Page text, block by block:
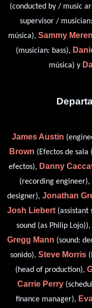
(conducted by / music
supervisor /
música), Sammy
(musician: bass),
música) y
James Austin
Brown (Efectos de sala
efectos), Danny
(recording engineer),
designer), Jonathan
Josh Liebert(assistant
sound (as Philip Lojo)),
Gregg Mann (sound:
sonido), Steve Morris
(head of production),
Carrie Perry
finance manager),